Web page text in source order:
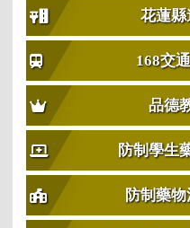
花蓮縣
168交
品德
防制學生
防制藥